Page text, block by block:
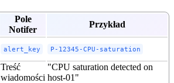
Pole
Notifer
Przykład
alert_key P-12345-CPU-saturation
Treść
wiadomości
"CPU saturation detected on
host-01"